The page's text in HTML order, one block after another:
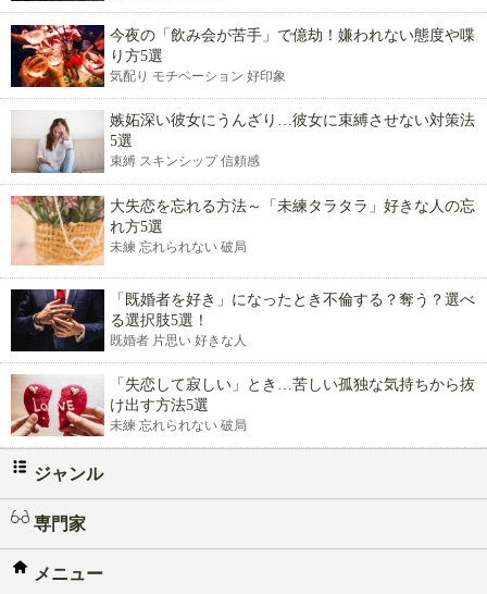
今夜の「飲み会が苦手」で億劫！嫌われない態度や喋
り方5選
気配り モチベーション 好印象
嫉妬深い彼女にうんざり…彼女に束縛させない対策法
5選
束縛 スキンシップ 信頼感
大失恋を忘れる方法～「未練タラタラ」好きな人の忘
れ方5選
未練 忘れられない 破局
「既婚者を好き」になったとき不倫する？奪う？選べ
る選択肢5選！
既婚者 片思い 好きな人
「失恋して寂しい」とき…苦しい孤独な気持ちから抜
け出す方法5選
未練 忘れられない 破局
ジャンル
専門家
メニュー